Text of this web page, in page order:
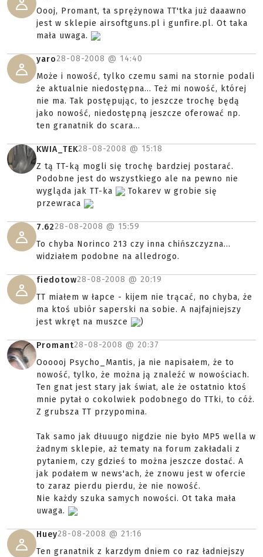
Oooj, Promant, ta sprężynowa TT'tka już daaawno
jest w sklepie airsoftguns.pl i gunfire.pl. Ot taka
mała uwaga.
yaro28-08-2008 @ 14:40
Może i nowość, tylko czemu sami na stornie podali
że aktualnie niedostępna... Też mi nowość, której
nie ma. Tak postępując, to jeszcze trochę będą
jako nowość, niedostępną jeszcze oferować np.
ten granatnik do scara...
KWIA_TEK28-08-2008 @ 15:18
Z tą TT-ką mogli się trochę bardziej postarać.
Podobne jest do wszystkiego ale na pewno nie
wygląda jak TT-ka
Tokarev w grobie się
przewraca
7.6228-08-2008 @ 15:59
To chyba Norinco 213 czy inna chińszczyzna...
widziałem podobne na alledrogo.
fiedotow28-08-2008 @ 20:19
TT miałem w łapce - kijem nie trącać, no chyba, że
ma ktoś ubiór saperski na sobie. A najfajniejszy
jest wkręt na muszce
)
Promant28-08-2008 @ 20:37
Oooooj Psycho_Mantis, ja nie napisałem, że to
nowość, tylko, że można ją znaleźć w nowościach.
Ten gnat jest stary jak świat, ale że ostatnio ktoś
mnie pytał o cokolwiek podobnego do TTki, to cóż.
Z grubsza TT przypomina.
Tak samo jak dłuuugo nigdzie nie było MP5 wella w
żadnym sklepie, aż tematy na forum zakładali z
pytaniem, czy gdzieś to można jeszcze dostać. A
jak podałem w news'ach, że znowu jest w ofercie
to zaraz pierdu pierdu, że nie nowość.
Nie każdy szuka samych nowości. Ot taka mała
uwaga.
Huey28-08-2008 @ 21:16
Ten granatnik z karzdym dniem co raz ładniejszy